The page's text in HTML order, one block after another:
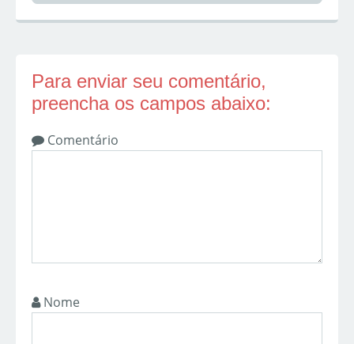
Para enviar seu comentário,
preencha os campos abaixo:
Comentário
Nome